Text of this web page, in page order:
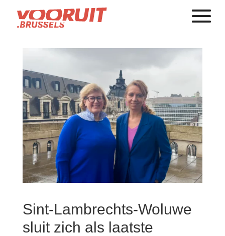
Sint-Lambrechts-Woluwe
sluit zich als laatste